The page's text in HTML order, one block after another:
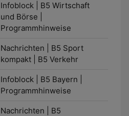
Infoblock | B5 Wirtschaft
und Börse |
Programmhinweise
Nachrichten | B5 Sport
kompakt | B5 Verkehr
Infoblock | B5 Bayern |
Programmhinweise
Nachrichten | B5